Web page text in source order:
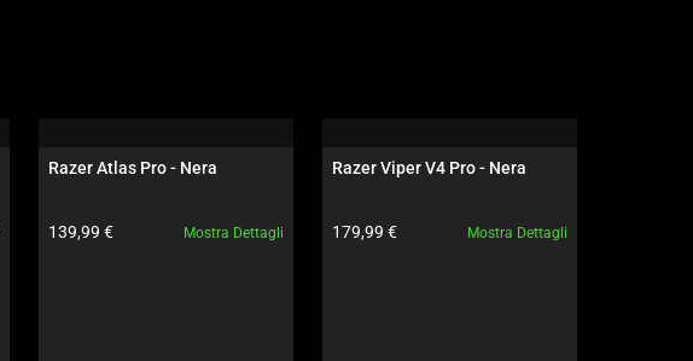
Razer Atlas Pro - Nera
Prezzo prodotto:
139,99 € Mostra Dettagli
Razer Viper V4 Pro - Nera
Prezzo prodotto:
179,99 € Mostra Dettagli